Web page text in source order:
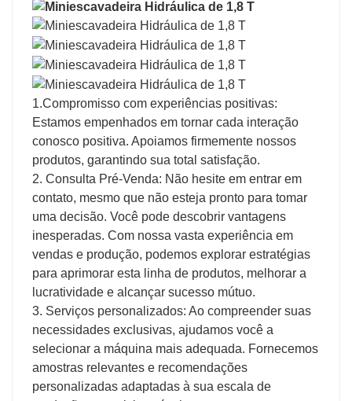
1.Compromisso com experiências positivas:
Estamos empenhados em tornar cada interação
conosco positiva. Apoiamos firmemente nossos
produtos, garantindo sua total satisfação.
2. Consulta Pré-Venda: Não hesite em entrar em
contato, mesmo que não esteja pronto para tomar
uma decisão. Você pode descobrir vantagens
inesperadas. Com nossa vasta experiência em
vendas e produção, podemos explorar estratégias
para aprimorar esta linha de produtos, melhorar a
lucratividade e alcançar sucesso mútuo.
3. Serviços personalizados: Ao compreender suas
necessidades exclusivas, ajudamos você a
selecionar a máquina mais adequada. Fornecemos
amostras relevantes e recomendações
personalizadas adaptadas à sua escala de